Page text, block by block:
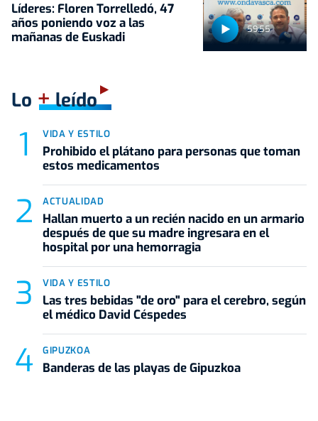
59:55
Líderes: Floren Torrelledó, 47
años poniendo voz a las
mañanas de Euskadi
Lo +leído
VIDA Y ESTILO
Prohibido el plátano para personas que toman
estos medicamentos
ACTUALIDAD
Hallan muerto a un recién nacido en un armario
después de que su madre ingresara en el
hospital por una hemorragia
VIDA Y ESTILO
Las tres bebidas "de oro" para el cerebro, según
el médico David Céspedes
GIPUZKOA
Banderas de las playas de Gipuzkoa